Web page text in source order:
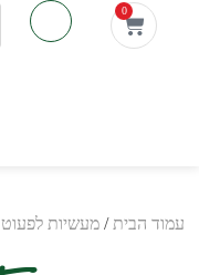
0
עמוד הבית /מעשיות לפעוט